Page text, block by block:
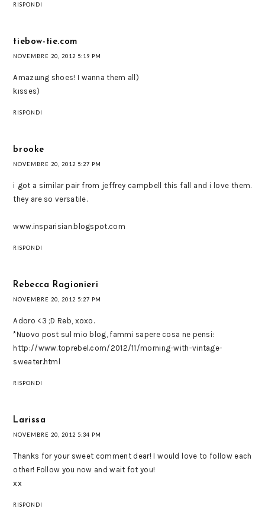
RISPONDI
tiebow-tie.com
NOVEMBRE 20, 2012 5:19 PM
Amazшng shoes! I wanna them all)
kısses)
RISPONDI
brooke
NOVEMBRE 20, 2012 5:27 PM
i got a similar pair from jeffrey campbell this fall and i love them.
they are so versatile.
www.insparisian.blogspot.com
RISPONDI
Rebecca Ragionieri
NOVEMBRE 20, 2012 5:27 PM
Adoro <3 ;D Reb, xoxo.
*Nuovo post sul mio blog, fammi sapere cosa ne pensi:
http://www.toprebel.com/2012/11/morning-with-vintage-
sweater.html
RISPONDI
Larissa
NOVEMBRE 20, 2012 5:34 PM
Thanks for your sweet comment dear! I would love to follow each
other! Follow you now and wait fot you!
xx
RISPONDI